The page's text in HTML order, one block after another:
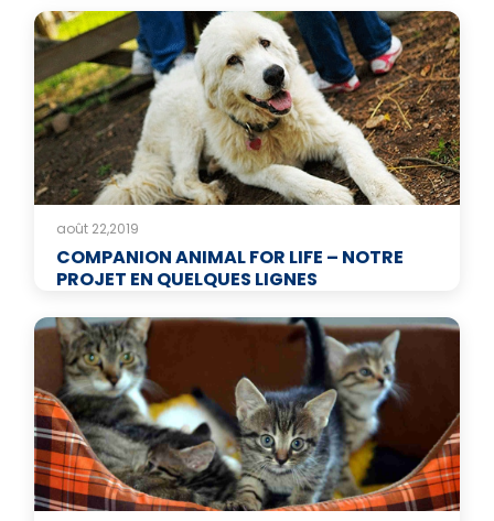
août 22,2019
COMPANION ANIMAL FOR LIFE – NOTRE
PROJET EN QUELQUES LIGNES